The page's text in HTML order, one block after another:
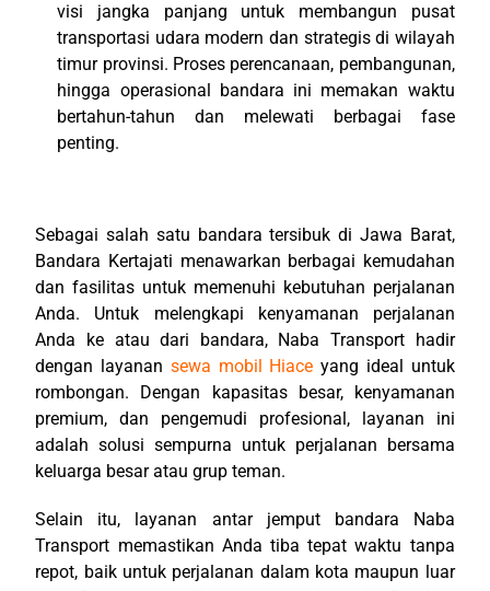
visi jangka panjang untuk membangun pusat
transportasi udara modern dan strategis di wilayah
timur provinsi. Proses perencanaan, pembangunan,
hingga operasional bandara ini memakan waktu
bertahun-tahun dan melewati berbagai fase
penting.
Sebagai salah satu bandara tersibuk di Jawa Barat,
Bandara Kertajati menawarkan berbagai kemudahan
dan fasilitas untuk memenuhi kebutuhan perjalanan
Anda. Untuk melengkapi kenyamanan perjalanan
Anda ke atau dari bandara, Naba Transport hadir
dengan layanan sewa mobil Hiace yang ideal untuk
rombongan. Dengan kapasitas besar, kenyamanan
premium, dan pengemudi profesional, layanan ini
adalah solusi sempurna untuk perjalanan bersama
keluarga besar atau grup teman.
Selain itu, layanan antar jemput bandara Naba
Transport memastikan Anda tiba tepat waktu tanpa
repot, baik untuk perjalanan dalam kota maupun luar